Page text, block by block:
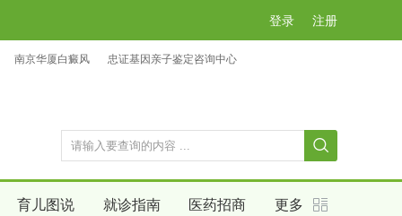
登录 注册
南京华厦白癜风
忠证基因亲子鉴定咨询中心
育儿图说 就诊指南 医药招商 更多